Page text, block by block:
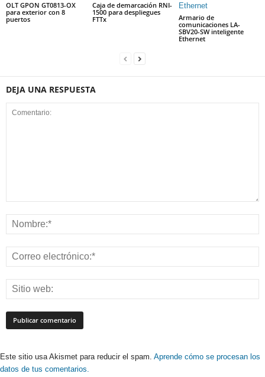
OLT GPON GT0813-OX
para exterior con 8
puertos
Caja de demarcación RNI-
1500 para despliegues
FTTx
Armario de
comunicaciones LA-
SBV20-SW inteligente
Ethernet
DEJA UNA RESPUESTA
Este sitio usa Akismet para reducir el spam. Aprende cómo se procesan los
datos de tus comentarios.